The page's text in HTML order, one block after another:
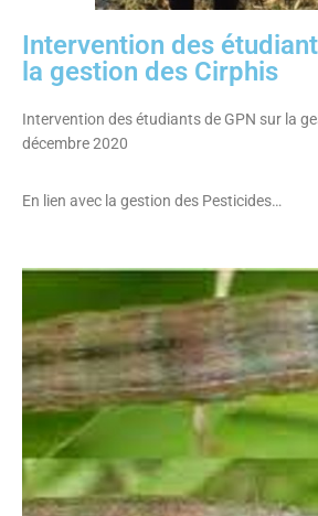
Intervention des
la gestion des Cirphis
Intervention des étudiants de GPN sur la
décembre 2020
En lien avec la gestion des Pesticides…